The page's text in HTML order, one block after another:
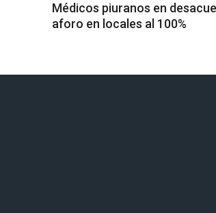
Médicos piuranos en
aforo en locales al 100%